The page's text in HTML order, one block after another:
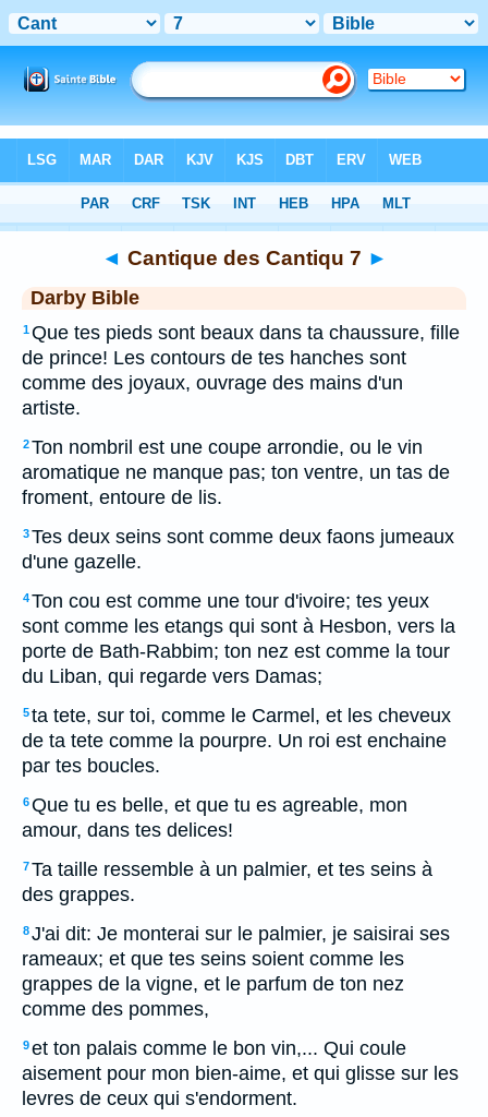
> Cantique des Cantiqu 7
◄ Cantique des Cantiqu 7 ►
Darby Bible
1Que tes pieds sont beaux dans ta chaussure, fille
de prince! Les contours de tes hanches sont
comme des joyaux, ouvrage des mains d'un
artiste.
2Ton nombril est une coupe arrondie, ou le vin
aromatique ne manque pas; ton ventre, un tas de
froment, entoure de lis.
3Tes deux seins sont comme deux faons jumeaux
d'une gazelle.
4Ton cou est comme une tour d'ivoire; tes yeux
sont comme les etangs qui sont à Hesbon, vers la
porte de Bath-Rabbim; ton nez est comme la tour
du Liban, qui regarde vers Damas;
5ta tete, sur toi, comme le Carmel, et les cheveux
de ta tete comme la pourpre. Un roi est enchaine
par tes boucles.
6Que tu es belle, et que tu es agreable, mon
amour, dans tes delices!
7Ta taille ressemble à un palmier, et tes seins à
des grappes.
8J'ai dit: Je monterai sur le palmier, je saisirai ses
rameaux; et que tes seins soient comme les
grappes de la vigne, et le parfum de ton nez
comme des pommes,
9et ton palais comme le bon vin,... Qui coule
aisement pour mon bien-aime, et qui glisse sur les
levres de ceux qui s'endorment.